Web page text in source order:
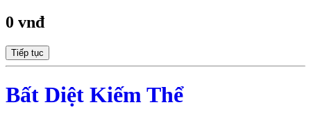
0 vnđ
Tiếp tục
Bất Diệt Kiếm Thể